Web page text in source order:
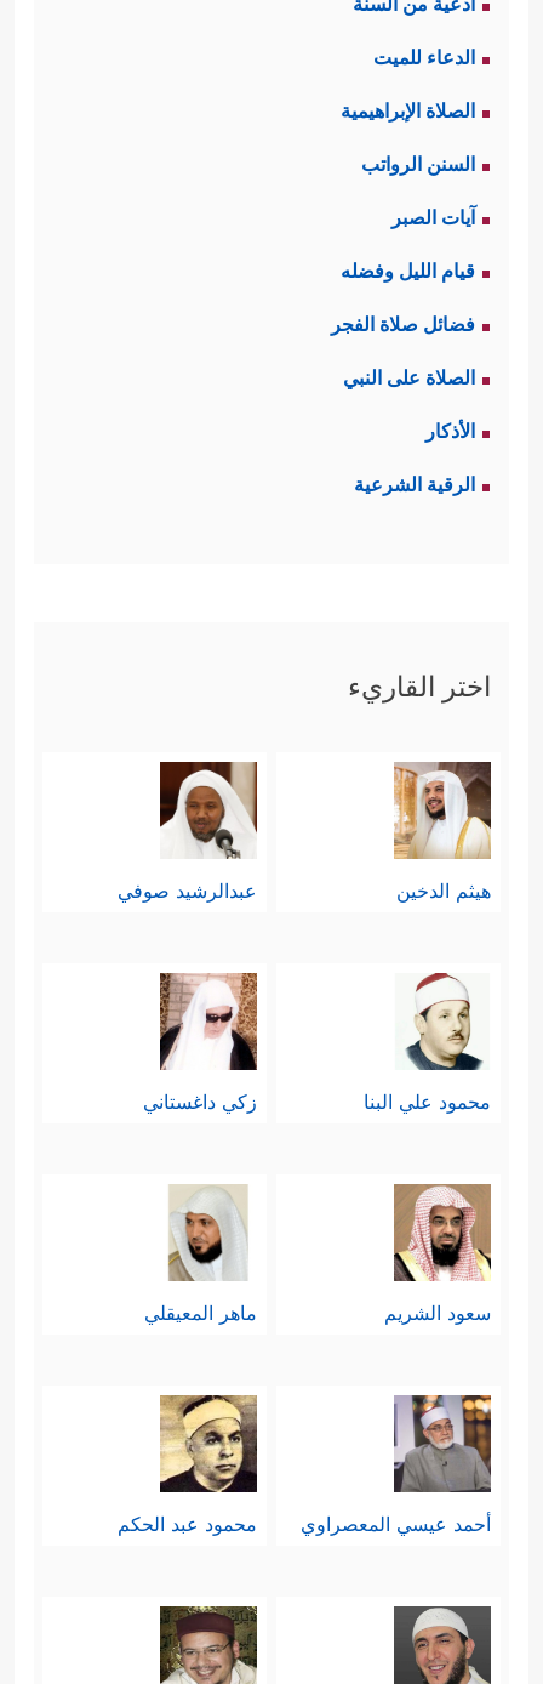
الدعاء للميت
الصلاة الإبراهيمية
السنن الرواتب
آيات الصبر
قيام الليل وفضله
فضائل صلاة الفجر
الصلاة على النبي
الأذكار
الرقية الشرعية
اختر القاريء
هيثم الدخين عبدالرشيد صوفي
محمود علي البنا زكي داغستاني
سعود الشريم ماهر المعيقلي
أحمد عيسي المعصراوي محمود عبد الحكم